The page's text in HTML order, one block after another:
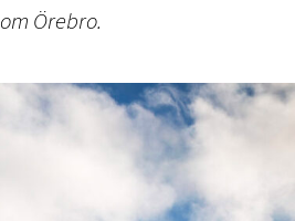
Örebro.